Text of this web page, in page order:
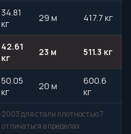
34.81
кг
29 м 417.7 кг
42.61
кг
23 м 511.3 кг
50.05
кг
20 м
600.6
кг
для стали плотностью 7
в пределах